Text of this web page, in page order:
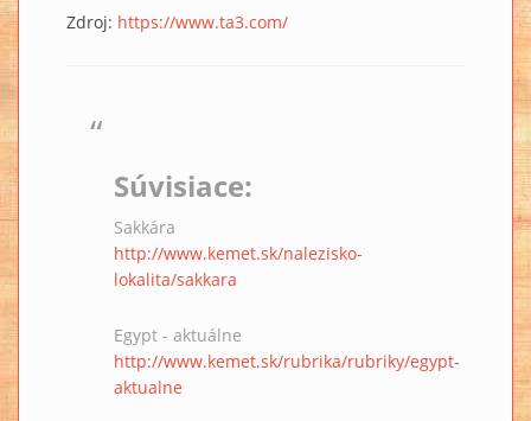
Zdroj: https://www.ta3.com/
Súvisiace:
Sakkára
http://www.kemet.sk/nalezisko-
lokalita/sakkara
Egypt - aktuálne
http://www.kemet.sk/rubrika/rubriky/egypt-
aktualne